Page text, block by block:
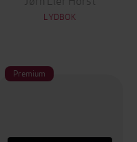
LYDBOK
Premium